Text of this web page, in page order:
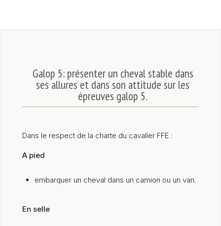
Galop 5: présenter un cheval stable dans
ses allures et dans son attitude sur les
épreuves galop 5.
Dans le respect de la charte du cavalier FFE :
A pied
embarquer un cheval dans un camion ou un van.
En selle